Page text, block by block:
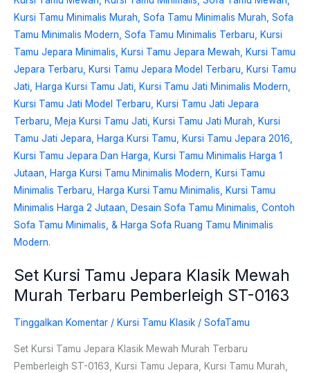
Set Kursi Tamu Jepara Klasik Mewah
Murah Terbaru Pemberleigh ST-0163
Tinggalkan Komentar / Kursi Tamu Klasik / SofaTamu
Set Kursi Tamu Jepara Klasik Mewah Murah Terbaru
Pemberleigh ST-0163, Kursi Tamu Jepara, Kursi Tamu Murah,
Jepara
Klasik
Mewah
Murah
Terbaru
Pemberleigh
ST-
0163